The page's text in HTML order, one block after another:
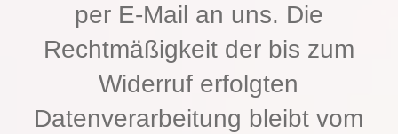
per E-Mail an uns. Die
Rechtmäßigkeit der bis zum
Widerruf erfolgten
Datenverarbeitung bleibt vom